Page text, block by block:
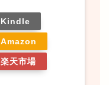
Kindle
Amazon
楽天市場